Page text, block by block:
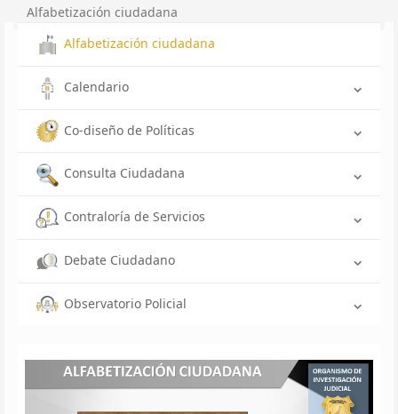
Alfabetización ciudadana
Alfabetización ciudadana
Calendario
Co-diseño de Políticas
Consulta Ciudadana
Contraloría de Servicios
Debate Ciudadano
Observatorio Policial